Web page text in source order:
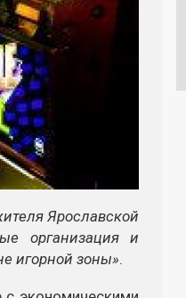
Ярославской
организация и
игорной зоны».